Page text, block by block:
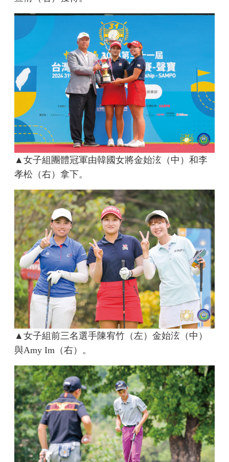
▲女子組團體冠軍由韓國女將金始泫（中）和李
孝松（右）拿下。
▲女子組前三名選手陳宥竹（左）金始泫（中）
與Amy Im（右）。